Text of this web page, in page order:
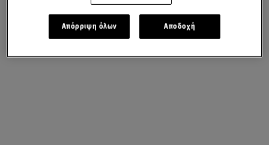
Απόρριψη όλων Αποδοχή